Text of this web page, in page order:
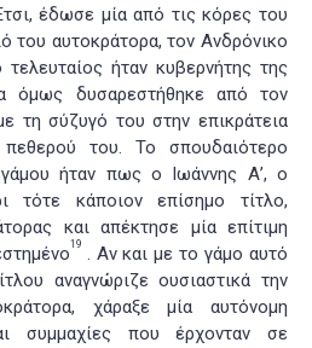
έδωσε μία από τις κόρες του
του αυτοκράτορα, τον Ανδρόνικο
ήταν κυβερνήτης της
όμως δυσαρεστήθηκε από τον
τη σύζυγό του στην επικράτεια
του. Το σπουδαιότερο
ήταν πως ο Ιωάννης Α’, ο
τότε κάποιον επίσημο τίτλο,
και απέκτησε μία επίτιμη
19 . Αν και με το γάμο αυτό
αναγνώριζε ουσιαστικά την
χάραξε μία αυτόνομη
συμμαχίες που έρχονταν σε